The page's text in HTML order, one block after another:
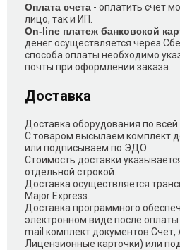
Оплата счета - оплатить счет
лицо, так и ИП.
On-line платеж банковской
денег осуществляется через
способа оплаты необходимо
почты при оформлении заказа.
Доставка
Доставка оборудования по всей
С товаром высылаем комплект
или подписываем по ЭДО.
Стоимость доставки
отдельной строкой.
Доставка осуществляется
Major Express.
Доставка программного
электронном виде после
mail комплект документов
Лицензионные карточки) или